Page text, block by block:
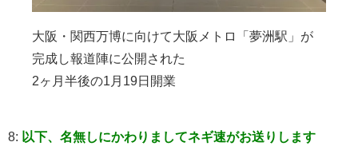
大阪・関西万博に向けて大阪メトロ「夢洲駅」が
完成し報道陣に公開された
2ヶ月半後の1月19日開業
8: 以下、名無しにかわりましてネギ速がお送りします